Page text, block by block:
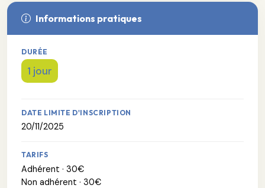
Informations pratiques
DURÉE
1 jour
DATE LIMITE D'INSCRIPTION
20/11/2025
TARIFS
Adhérent · 30€
Non adhérent · 30€